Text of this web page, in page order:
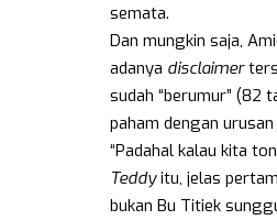
semata.
Dan mungkin saja,
adanya disclaimer
sudah “berumur” (82
paham dengan
“Padahal kalau kita
Teddyitu, jelas
bukan Bu Titiek